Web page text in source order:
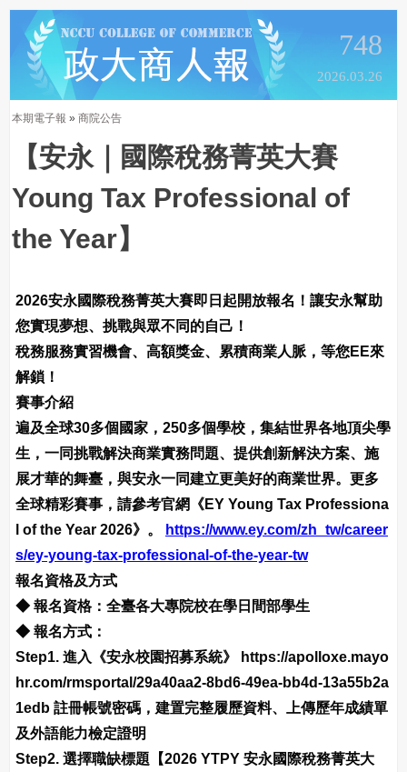
748
2026.03.26
本期電子報 » 商院公告
【安永｜國際稅務菁英大賽
Young Tax Professional of
the Year】
2026安永國際稅務菁英大賽即日起開放報名！讓安永幫助
您實現夢想、挑戰與眾不同的自己！
稅務服務實習機會、高額獎金、累積商業人脈，等您EE來
解鎖！
賽事介紹
遍及全球30多個國家，250多個學校，集結世界各地頂尖學
生，一同挑戰解決商業實務問題、提供創新解決方案、施
展才華的舞臺，與安永一同建立更美好的商業世界。更多
全球精彩賽事，請參考官網《EY Young Tax Professiona
l of the Year 2026》。
https://www.ey.com/zh_tw/career
s/ey-young-tax-professional-of-the-year-tw
報名資格及方式
◆ 報名資格：全臺各大專院校在學日間部學生
◆ 報名方式：
Step1. 進入《安永校園招募系統》 https://apolloxe.mayo
hr.com/rmsportal/29a40aa2-8bd6-49ea-bb4d-13a55b2a
1edb 註冊帳號密碼，建置完整履歷資料、上傳歷年成績單
及外語能力檢定證明
Step2. 選擇職缺標題【2026 YTPY 安永國際稅務菁英大